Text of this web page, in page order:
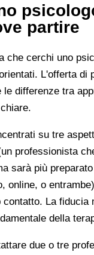
partire
che cerchi uno
L'offerta di
le differenze tra
su tre
professionista
sarà più
online, o
La fiducia
della
due o tre